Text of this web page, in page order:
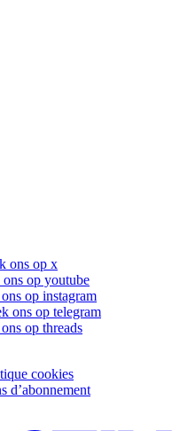
ons op x
op youtube
op instagram
ons op telegram
op threads
cookies
d’abonnement